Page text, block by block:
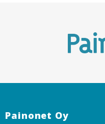
Painonet Oy